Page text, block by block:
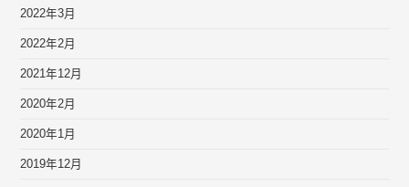
2022年3月
2022年2月
2021年12月
2020年2月
2020年1月
2019年12月